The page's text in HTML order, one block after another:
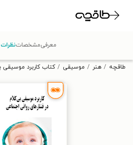
تخفیف از طاقچه
طاقچه هنر موسیقی کتاب کاربرد موسیقی
معرفیمشخصاتنظرات